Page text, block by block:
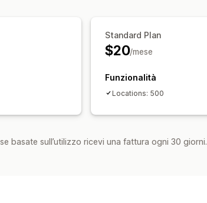
Standard Plan
$20/mese
Funzionalità
Locations: 500
basate sull’utilizzo ricevi una fattura ogni 30 giorni.